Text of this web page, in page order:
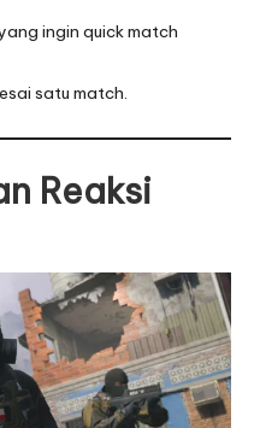
ingin quick match
satu match.
Reaksi